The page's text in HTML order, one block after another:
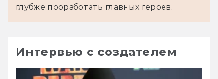
глубже проработать главных героев.
Интервью с создателем